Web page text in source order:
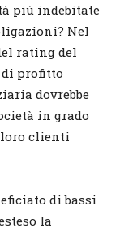
più indebitate
Nel
rating del
profitto
dovrebbe
in grado
clienti
di bassi
la